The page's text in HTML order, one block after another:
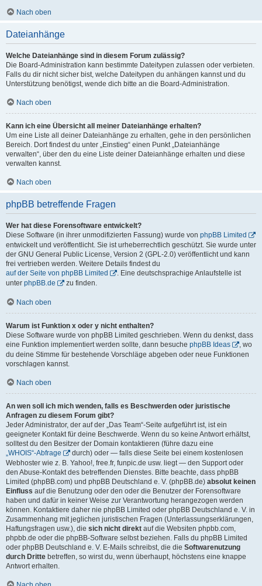
Nach oben
Dateianhänge
Welche Dateianhänge sind in diesem Forum zulässig?
Die Board-Administration kann bestimmte Dateitypen zulassen oder verbieten.
Falls du dir nicht sicher bist, welche Dateitypen du anhängen kannst und du
Unterstützung benötigst, wende dich bitte an die Board-Administration.
Nach oben
Kann ich eine Übersicht all meiner Dateianhänge erhalten?
Um eine Liste all deiner Dateianhänge zu erhalten, gehe in den persönlichen
Bereich. Dort findest du unter „Einstieg“ einen Punkt „Dateianhänge
verwalten“, über den du eine Liste deiner Dateianhänge erhalten und diese
verwalten kannst.
Nach oben
phpBB betreffende Fragen
Wer hat diese Forensoftware entwickelt?
Diese Software (in ihrer unmodifizierten Fassung) wurde von phpBB Limited
entwickelt und veröffentlicht. Sie ist urheberrechtlich geschützt. Sie wurde unter
der GNU General Public License, Version 2 (GPL-2.0) veröffentlicht und kann
frei vertrieben werden. Weitere Details findest du
auf der Seite von phpBB Limited
. Eine deutschsprachige Anlaufstelle ist
unter phpBB.de zu finden.
Nach oben
Warum ist Funktion x oder y nicht enthalten?
Diese Software wurde von phpBB Limited geschrieben. Wenn du denkst, dass
eine Funktion implementiert werden sollte, dann besuche phpBB Ideas
, wo
du deine Stimme für bestehende Vorschläge abgeben oder neue Funktionen
vorschlagen kannst.
Nach oben
An wen soll ich mich wenden, falls es Beschwerden oder juristische
Anfragen zu diesem Forum gibt?
Jeder Administrator, der auf der „Das Team“-Seite aufgeführt ist, ist ein
geeigneter Kontakt für deine Beschwerde. Wenn du so keine Antwort erhältst,
solltest du den Besitzer der Domain kontaktieren (führe dazu eine
„WHOIS“-Abfrage
durch) oder — falls diese Seite bei einem kostenlosen
Webhoster wie z. B. Yahoo!, free.fr, funpic.de usw. liegt — den Support oder
den Abuse-Kontakt des betreffenden Dienstes. Bitte beachte, dass phpBB
Limited (phpBB.com) und phpBB Deutschland e. V. (phpBB.de) absolut keinen
Einfluss auf die Benutzung oder den oder die Benutzer der Forensoftware
haben und dafür in keiner Weise zur Verantwortung herangezogen werden
können. Kontaktiere daher nie phpBB Limited oder phpBB Deutschland e. V. in
Zusammenhang mit jeglichen juristischen Fragen (Unterlassungserklärungen,
Haftungsfragen usw.), die sich nicht direkt auf die Websiten phpbb.com,
phpbb.de oder die phpBB-Software selbst beziehen. Falls du phpBB Limited
oder phpBB Deutschland e. V. E-Mails schreibst, die die Softwarenutzung
durch Dritte betreffen, so wirst du, wenn überhaupt, höchstens eine knappe
Antwort erhalten.